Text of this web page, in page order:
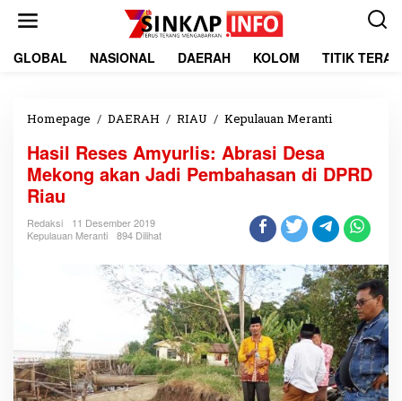
GLOBAL NASIONAL DAERAH KOLOM TITIK
Homepage / DAERAH / RIAU / Kepulauan Meranti
i
l
e
s
s
A
m
y
u
r
l
i
s
Hasil Reses Amyurlis: Abrasi Desa
Mekong akan Jadi Pembahasan di DPRD
Riau
Redaksi
11 Desember 2019
Kepulauan Meranti
894 Dilihat